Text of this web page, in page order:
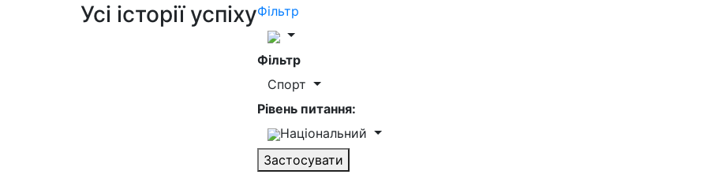
Усі історії успіхуФільтр
Фільтр
Спорт
Рівень питання:
Національний
Застосувати